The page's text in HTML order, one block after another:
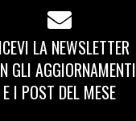
LA NEWSLETTER
GLI AGGIORNAMENTI
E I POST DEL MESE